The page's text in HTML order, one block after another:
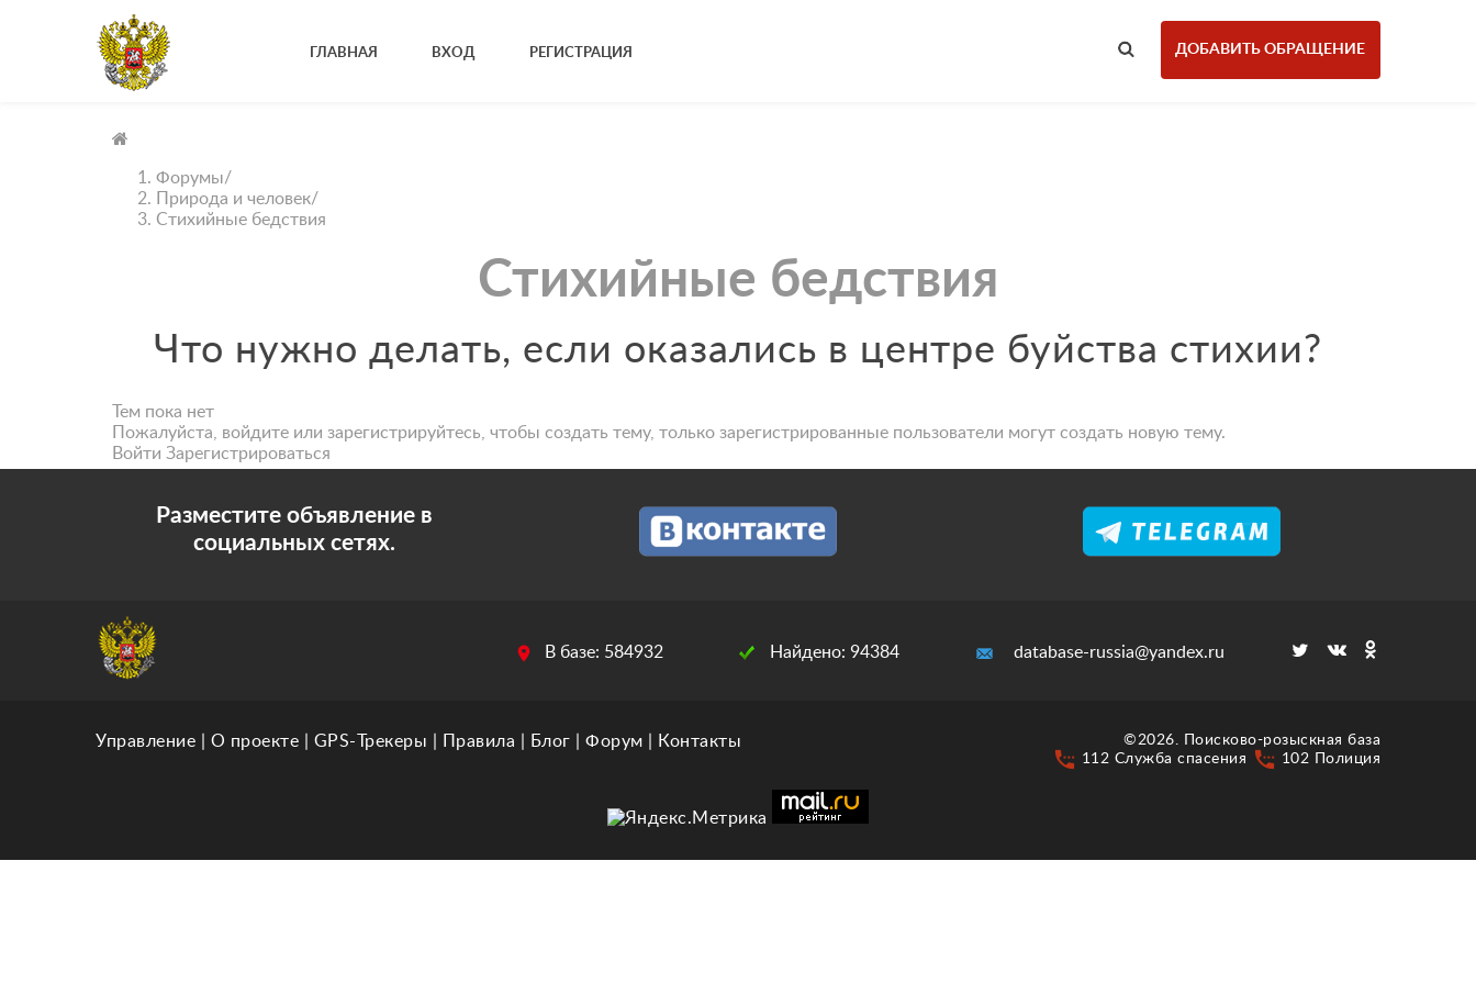
ГЛАВНАЯ ВХОД РЕГИСТРАЦИЯ ДОБАВИТЬ ОБРАЩЕНИЕ
Форумы/
Природа и человек/
Стихийные бедствия
Стихийные бедствия
Что нужно делать, если оказались в центре буйства стихии?
Тем пока нет
Пожалуйста, войдите или зарегистрируйтесь, чтобы создать тему, только зарегистрированные пользователи могут создать новую тему.
Войти Зарегистрироваться
Разместите объявление в
социальных сетях.
В базе: 584932 Найдено: 94384 database-russia@yandex.ru
Управление О проекте GPS-Трекеры Правила Блог Форум Контакты ©2026. Поисково-розыскная база
settings_phone 112 Служба спасения settings_phone 102 Полиция